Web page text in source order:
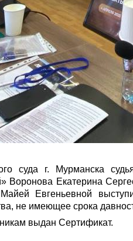
суда г. Мурманска
Воронова Екатерина
Евгеньевной
не имеющее срока
выдан Сертификат.